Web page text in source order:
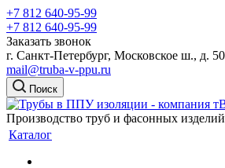
+7 812 640-95-99
+7 812 640-95-99
Заказать звонок
г. Санкт-Петербург,
mail@truba-v-ppu.ru
Поиск
Производство труб и фасонных
Каталог